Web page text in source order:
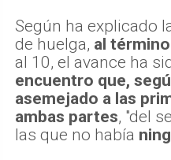
Según ha explicado
de huelga, al
al 10, el avance ha
encuentro que,
asemejado a las
ambas partes, "del
las que no había